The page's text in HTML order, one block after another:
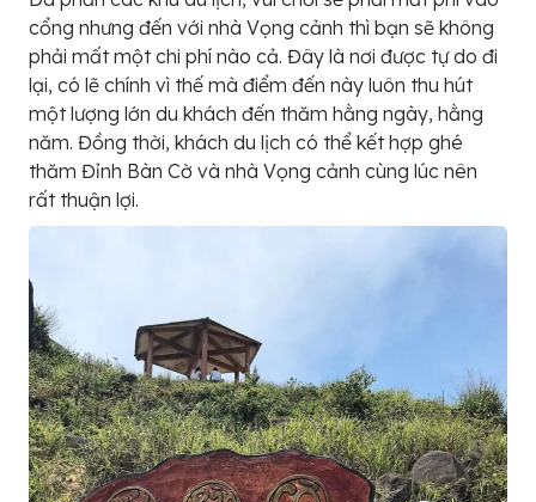
cổng nhưng đến với nhà Vọng cảnh thì bạn sẽ không
phải mất một chi phí nào cả. Đây là nơi được tự do đi
lại, có lẽ chính vì thế mà điểm đến này luôn thu hút
một lượng lớn du khách đến thăm hằng ngày, hằng
năm. Đồng thời, khách du lịch có thể kết hợp ghé
thăm Đỉnh Bàn Cờ và nhà Vọng cảnh cùng lúc nên
rất thuận lợi.